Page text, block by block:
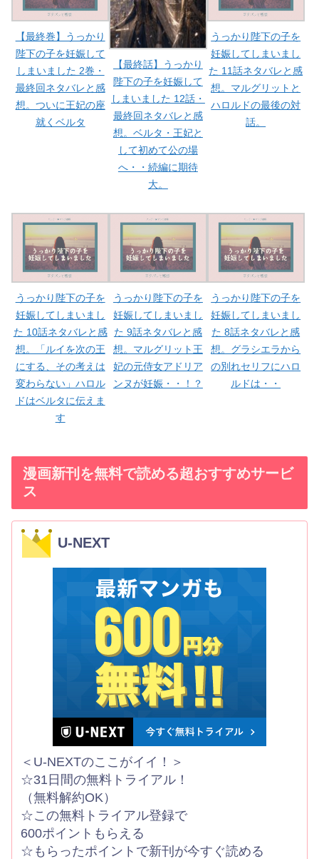
【最終巻】うっかり
陛下の子を妊娠して
しまいました 2巻・
最終回ネタバレと感
想。ついに王妃の座
就くベルタ
【最終話】うっかり
陛下の子を妊娠して
しまいました 12話・
最終回ネタバレと感
想。ベルタ・王妃と
して初めて公の場
へ・・続編に期待
大。
うっかり陛下の子を
妊娠してしまいまし
た 11話ネタバレと感
想。マルグリットと
ハロルドの最後の対
話。
うっかり陛下の子を
妊娠してしまいまし
た 10話ネタバレと感
想。「ルイを次の王
にする、その考えは
変わらない」ハロル
ドはベルタに伝えま
す
うっかり陛下の子を
妊娠してしまいまし
た 9話ネタバレと感
想。マルグリット王
妃の元侍女アドリア
ンヌが妊娠・・！？
うっかり陛下の子を
妊娠してしまいまし
た 8話ネタバレと感
想。グラシエラから
の別れセリフにハロ
ルドは・・
漫画新刊を無料で読める超おすすめサービ
ス
U-NEXT
＜U-NEXTのここがイイ！＞
☆31日間の無料トライアル！
（無料解約OK）
☆この無料トライアル登録で
600ポイントもらえる
☆もらったポイントで新刊が今すぐ読める